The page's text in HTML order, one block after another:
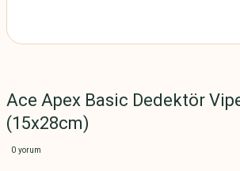
Ace Apex Basic Dedektör
(15x28cm)
0 yorum